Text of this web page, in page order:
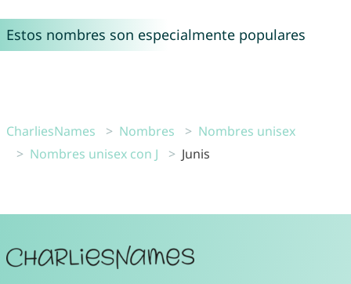
Estos nombres son especialmente populares
CharliesNames Nombres
Nombres unisex
Nombres unisex con J
Junis